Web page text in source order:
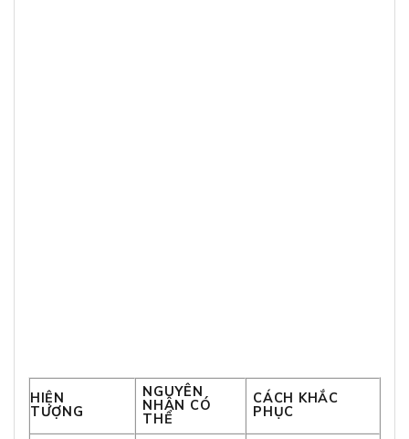
HIỆN
TƯỢNG
NGUYÊN
NHÂN CÓ
THỂ
CÁCH KHẮC
PHỤC